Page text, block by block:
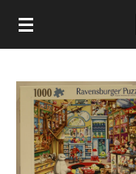
Ga
direct
hoofdinhoud